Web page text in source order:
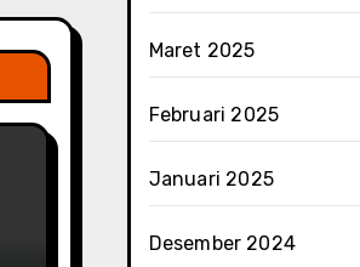
Maret 2025
Februari 2025
Januari 2025
Desember 2024